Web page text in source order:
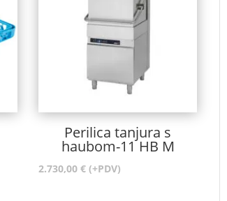
Perilica tanjura s
haubom-11 HB M
2.730,00 € (+PDV)